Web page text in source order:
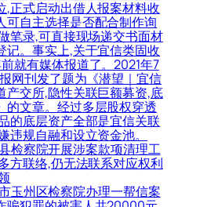
,正式启动出借人报案材料收
可自主选择是否配合制作询
笔录,可直接现场递交书面材
记。事实上,关于宜信类固收
就有媒体报道了。2021年7
网刊发了题为《潜望｜宜信
产交所,隐性关联巨额募资,底
的文章。经过多层股权穿透
的底层资产全部是宜信关联
违规自融和设立资金池。
检察院开展涉案款项清理工
方联络,仍无法联系对应权利
玉州区检察院办理一帮信案